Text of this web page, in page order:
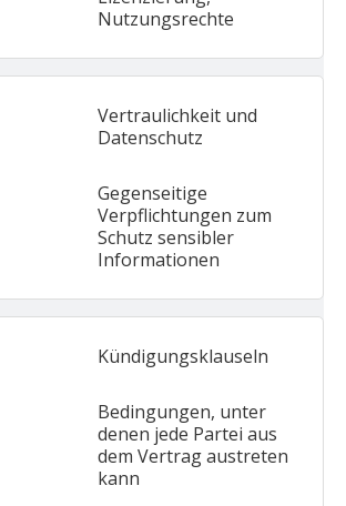
Nutzungsrechte
Vertraulichkeit und
Datenschutz
Gegenseitige
Verpflichtungen zum
Schutz sensibler
Informationen
Kündigungsklauseln
Bedingungen, unter
denen jede Partei aus
dem Vertrag austreten
kann